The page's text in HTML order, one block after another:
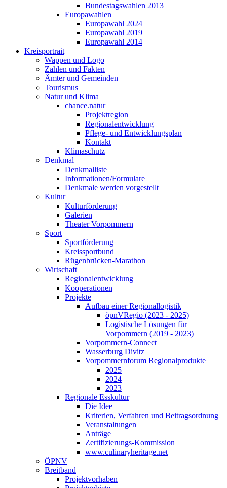
Bundestagswahlen 2013
Europawahlen
Europawahl 2024
Europawahl 2019
Europawahl 2014
Kreisportrait
Wappen und Logo
Zahlen und Fakten
Ämter und Gemeinden
Tourismus
Natur und Klima
chance.natur
Projektregion
Regionalentwicklung
Pflege- und Entwicklungsplan
Kontakt
Klimaschutz
Denkmal
Denkmalliste
Informationen/Formulare
Denkmale werden vorgestellt
Kultur
Kulturförderung
Galerien
Theater Vorpommern
Sport
Sportförderung
Kreissportbund
Rügenbrücken-Marathon
Wirtschaft
Regionalentwicklung
Kooperationen
Projekte
Aufbau einer Regionallogistik
öpnVRegio (2023 - 2025)
Logistische Lösungen­ für
Vorpommern (2019 - 2023)
Vorpommern-Connect
Wasserburg Divitz
Vorpommernforum Regionalprodukte
2025
2024
2023
Regionale Esskultur
Die Idee
Kriterien, Verfahren und Beitragsordnung
Veranstaltungen
Anträge
Zertifizierungs-Kommission
www.culinaryheritage.net
ÖPNV
Breitband
Projektvorhaben